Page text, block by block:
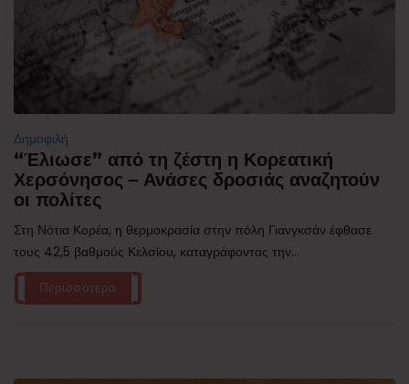
Δημοφιλή
“Έλιωσε” από τη ζέστη η Κορεατική
Χερσόνησος – Ανάσες δροσιάς αναζητούν
οι πολίτες
Στη Νότια Κορέα, η θερμοκρασία στην πόλη Γιανγκσάν έφθασε
τους 42,5 βαθμούς Κελσίου, καταγράφοντας την...
Περισσότερα